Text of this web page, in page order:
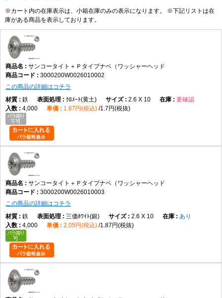
※カート内の在庫表示は、小箱在庫のみの表示になります。 ※下記リストは在
庫がある商品を表示しております。
サンコータイト＋Ｐタイプナベ（ワッシャーヘッド
3000200W0026010002
この商品の詳細はコチラ
鉄
ｸﾛﾒｰﾄ(黄土) 2.6 X 10
要確認
4,000
1.87円(税込) 1.7円(税抜)
サンコータイト＋Ｐタイプナベ（ワッシャーヘッド
3000200W0026010003
この商品の詳細はコチラ
鉄
三価ﾎﾜｲﾄ(銀) 2.6 X 10
あり
4,000
2.05円(税込) 1.87円(税抜)